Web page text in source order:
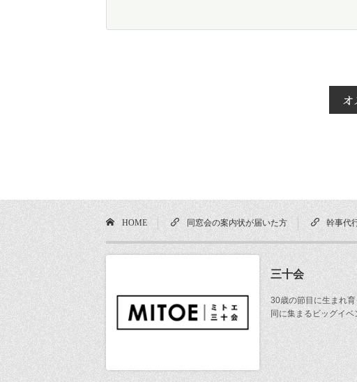
HOME 同窓会の案内状が届いた方 幹事代
三十会
30歳の節目に生まれ
同に集まるビッグイベ